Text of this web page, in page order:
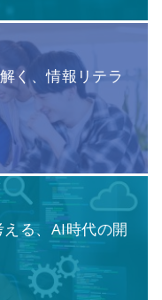
く、情報リテラ
る、AI時代の開